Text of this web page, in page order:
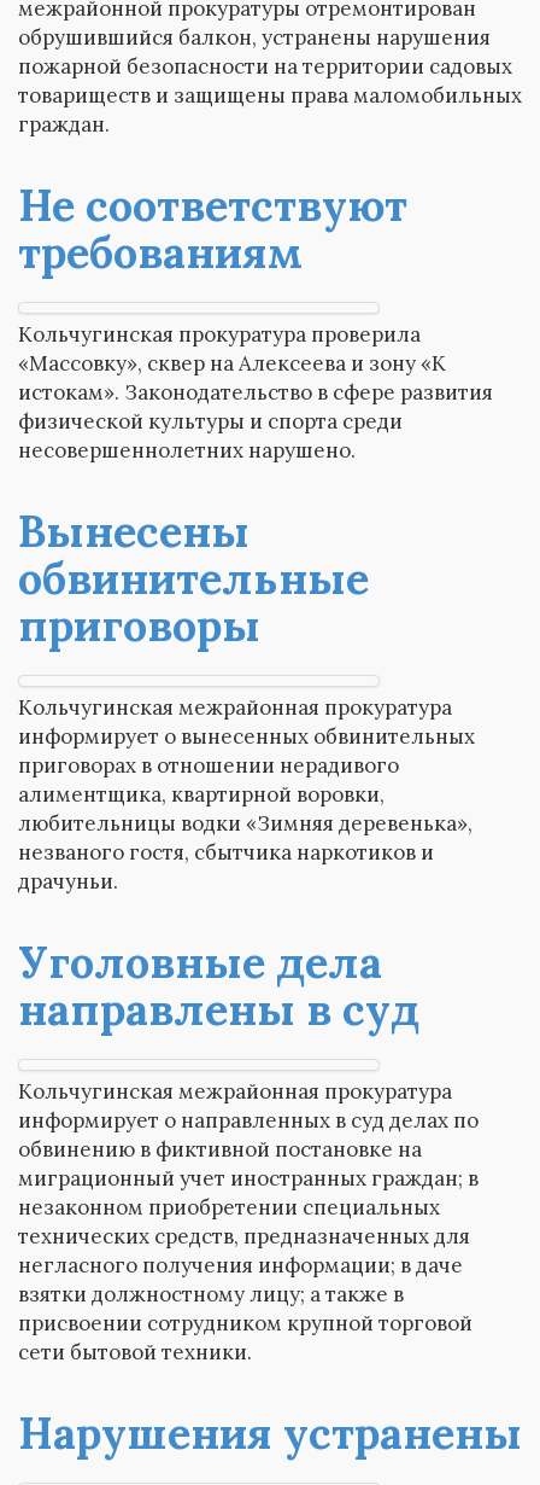
межрайонной прокуратуры отремонтирован
обрушившийся балкон, устранены нарушения
пожарной безопасности на территории садовых
товариществ и защищены права маломобильных
граждан.
Не соответствуют
требованиям
Кольчугинская прокуратура проверила
«Массовку», сквер на Алексеева и зону «К
истокам». Законодательство в сфере развития
физической культуры и спорта среди
несовершеннолетних нарушено.
Вынесены
обвинительные
приговоры
Кольчугинская межрайонная прокуратура
информирует о вынесенных обвинительных
приговорах в отношении нерадивого
алиментщика, квартирной воровки,
любительницы водки «Зимняя деревенька»,
незваного гостя, сбытчика наркотиков и
драчуньи.
Уголовные дела
направлены в суд
Кольчугинская межрайонная прокуратура
информирует о направленных в суд делах по
обвинению в фиктивной постановке на
миграционный учет иностранных граждан; в
незаконном приобретении специальных
технических средств, предназначенных для
негласного получения информации; в даче
взятки должностному лицу; а также в
присвоении сотрудником крупной торговой
сети бытовой техники.
Нарушения устранены